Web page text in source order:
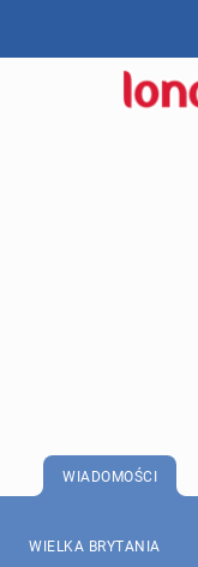
WIADOMOŚCI
WIELKA BRYTANIA